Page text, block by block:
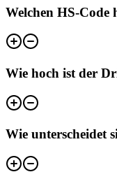
Welchen HS-Code
Wie hoch ist der
Wie unterscheidet